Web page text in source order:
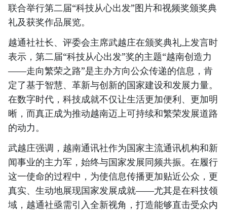
联合举行第二届“科技从心出发”图片和视频奖颁奖典
礼及获奖作品展览。
越通社社长、评委会主席武越庄在颁奖典礼上发言时
表示，第二届“科技从心出发”奖的主题“越南创造力
——走向繁荣之路”是主办方向公众传递的信息，肯
定了基于智慧、革新与创新的国家建设和发展力量。
在数字时代，科技成就不仅让生活更加便利、更加明
晰，而真正成为推动越南迈上可持续和繁荣发展道路
的动力。
武越庄强调，越南通讯社作为国家主流通讯机构和新
闻事业的主力军，始终与国家发展同频共振。在履行
这一使命的过程中，为使信息传播更加贴近公众，更
真实、生动地展现国家发展成就——尤其是在科技领
域，越通社亟需引入全新视角，打造能够直击受众内